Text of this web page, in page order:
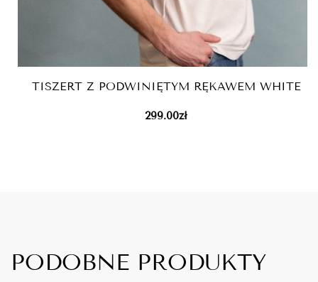
TISZERT Z PODWINIĘTYM RĘKAWEM WHITE
299.00zł
PODOBNE PRODUKTY